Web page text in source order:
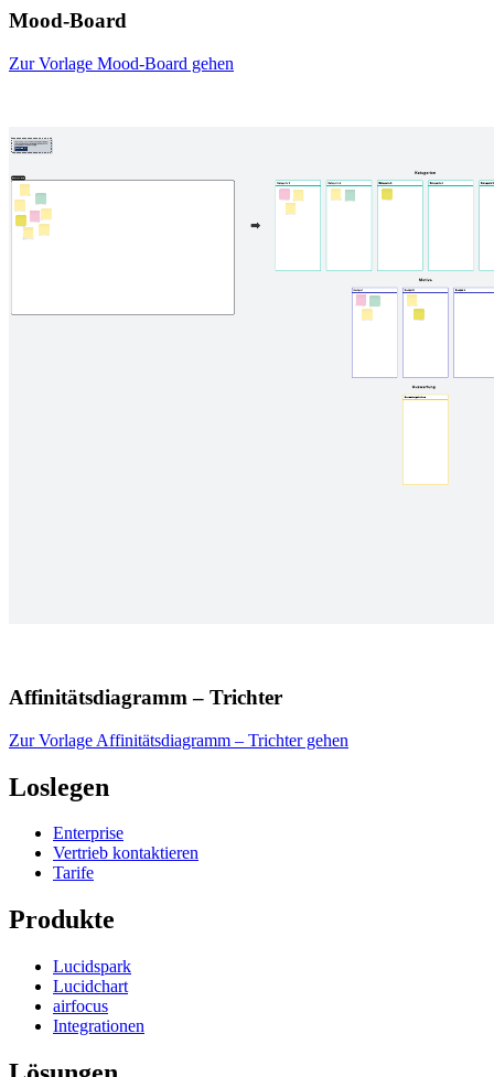
Mood-Board
Zur Vorlage Mood-Board gehen
Affinitätsdiagramm – Trichter
Zur Vorlage Affinitätsdiagramm – Trichter gehen
Loslegen
Enterprise
Vertrieb kontaktieren
Tarife
Produkte
Lucidspark
Lucidchart
airfocus
Integrationen